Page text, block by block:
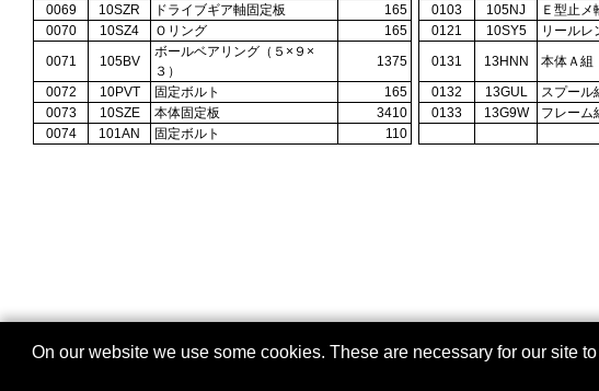
0069
10SZR ドライブギア軸固定板 165 0103 105NJ Ｅ型止メ
0070
10SZ4 Ｏリング 165 0121 10SY5 リールレ
0071
105BV
ボールベアリング（５×９×
３）
1375 0131 13HNN 本体Ａ組
0072
10PVT 固定ボルト 165 0132 13GUL スプール
0073
10SZE 本体固定板 3410 0133 13G9W フレーム
0074
101AN 固定ボルト 110
On our website we use some cookies. These are necessary for our site